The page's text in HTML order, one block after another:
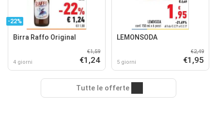
-22%
Birra Raffo Original
4 giorni
€1,59
€1,24
LEMONSODA
5 giorni
€2,49
€1,95
Tutte le offerte